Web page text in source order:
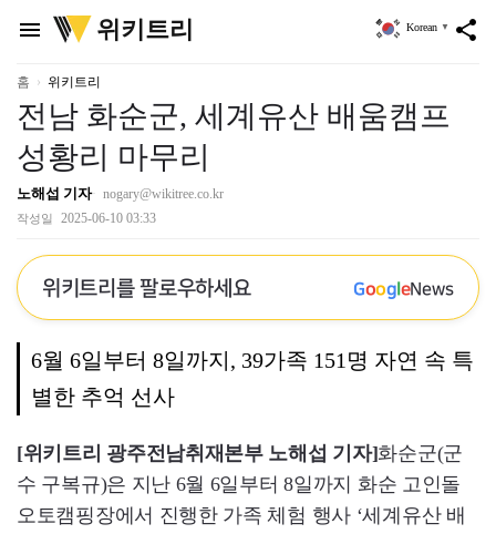
menu
위
키
리
위키트리 share
Korean ▼
홈 위키트리
전남 화순군, 세계유산 배움캠프
성황리 마무리
노해섭 기자 nogary@wikitree.co.kr
작성일 2025-06-10 03:33
위키트리를 팔로우하세요 GoogleNews
6월 6일부터 8일까지, 39가족 151명 자연 속 특
별한 추억 선사
[위키트리 광주전남취재본부 노해섭 기자]화순군(군
수 구복규)은 지난 6월 6일부터 8일까지 화순 고인돌
오토캠핑장에서 진행한 가족 체험 행사 ‘세계유산 배